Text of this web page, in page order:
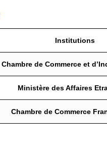
Institutions
Chambre de Commerce et
Ministère des Affaires
Chambre de Commerce